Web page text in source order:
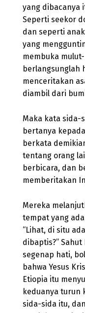
yang dibacanya
Seperti seekor
dan seperti
yang
membuka
berlangsunglah
menceritakan
diambil dari
Maka kata sida-
bertanya
berkata
tentang orang
berbicara, dan
memberitakan
Mereka
tempat yang
“Lihat, di situ
dibaptis?” Sahut
segenap hati,
bahwa Yesus
Etiopia itu
keduanya turun
sida-sida itu,